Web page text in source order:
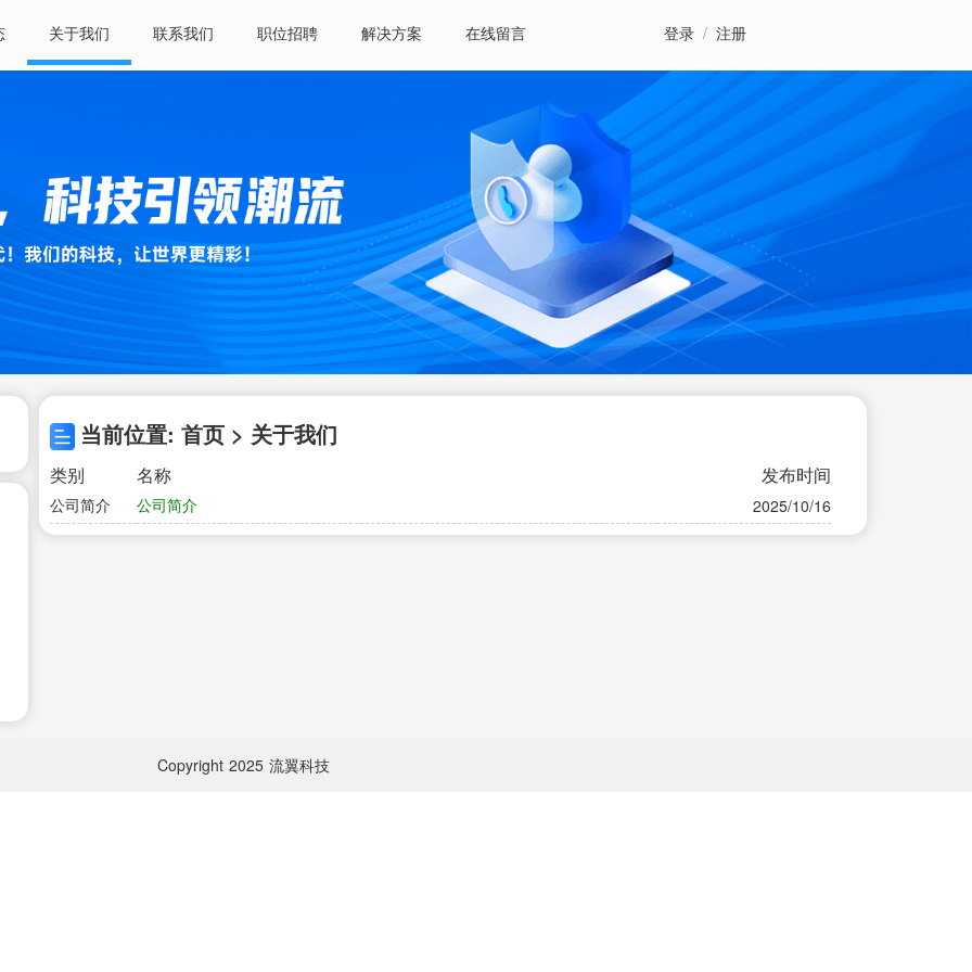
关于我们 联系我们 职位招聘 解决方案 在线留言 登录 / 注册
当前位置: 首页 > 关于我们
类别 名称 发布时间
公司简介 公司简介 2025/10/16
Copyright 2025 流翼科技